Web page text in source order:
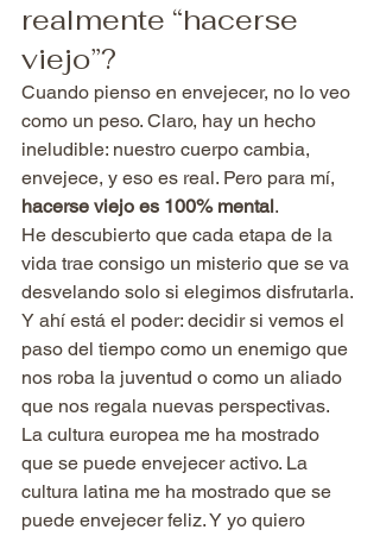
realmente “hacerse
viejo”?
Cuando pienso en envejecer, no lo veo
como un peso. Claro, hay un hecho
ineludible: nuestro cuerpo cambia,
envejece, y eso es real. Pero para mí,
hacerse viejo es 100% mental.
He descubierto que cada etapa de la
vida trae consigo un misterio que se va
desvelando solo si elegimos disfrutarla.
Y ahí está el poder: decidir si vemos el
paso del tiempo como un enemigo que
nos roba la juventud o como un aliado
que nos regala nuevas perspectivas.
La cultura europea me ha mostrado
que se puede envejecer activo. La
cultura latina me ha mostrado que se
puede envejecer feliz. Y yo quiero